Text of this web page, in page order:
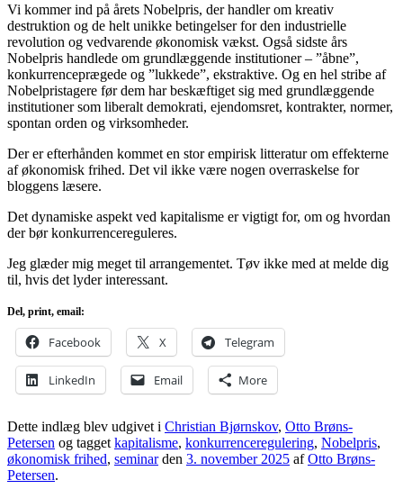
Vi kommer ind på årets Nobelpris, der handler om kreativ
destruktion og de helt unikke betingelser for den industrielle
revolution og vedvarende økonomisk vækst. Også sidste års
Nobelpris handlede om grundlæggende institutioner – ”åbne”,
konkurrenceprægede og ”lukkede”, ekstraktive. Og en hel stribe af
Nobelpristagere før dem har beskæftiget sig med grundlæggende
institutioner som liberalt demokrati, ejendomsret, kontrakter, normer,
spontan orden og virksomheder.
Der er efterhånden kommet en stor empirisk litteratur om effekterne
af økonomisk frihed. Det vil ikke være nogen overraskelse for
bloggens læsere.
Det dynamiske aspekt ved kapitalisme er vigtigt for, om og hvordan
der bør konkurrencereguleres.
Jeg glæder mig meget til arrangementet. Tøv ikke med at melde dig
til, hvis det lyder interessant.
Del, print, email:
Facebook X Telegram
LinkedIn Email More
Dette indlæg blev udgivet i Christian Bjørnskov, Otto Brøns-
Petersen og tagget kapitalisme, konkurrenceregulering, Nobelpris,
økonomisk frihed, seminarden 3. november 2025 afOtto Brøns-
Petersen.